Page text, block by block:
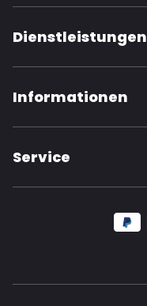
Dienstleistungen
Informationen
Service